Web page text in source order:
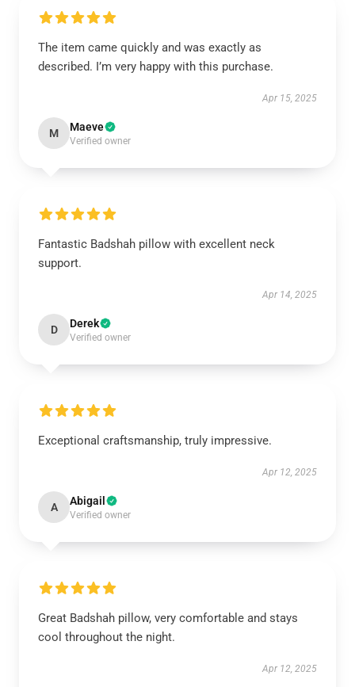
The item came quickly and was exactly as
described. I’m very happy with this purchase.
Apr 15, 2025
M Maeve
Verified owner
Fantastic Badshah pillow with excellent neck
support.
Apr 14, 2025
D Derek
Verified owner
Exceptional craftsmanship, truly impressive.
Apr 12, 2025
A Abigail
Verified owner
Great Badshah pillow, very comfortable and stays
cool throughout the night.
Apr 12, 2025